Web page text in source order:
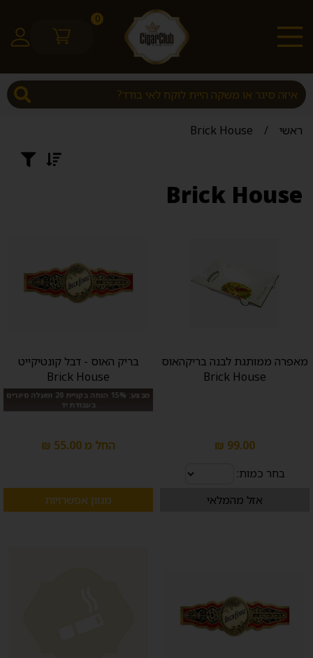
0
ראשי /
Brick House
Brick House
מאפרה ממותגת לבנה בריקהאוס
Brick House
99.00 ₪
בחר כמות:
אזל מהמלאי
בריק האוס - דבל קונטיקייט
Brick House
מבצע: 15% הנחה בקניית 20 ומעלה סיגרים
בעבודת יד
החל מ 55.00 ₪
מגוון אפשרויות